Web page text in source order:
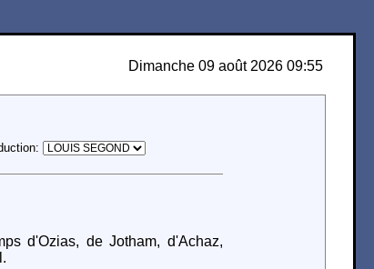
Dimanche 09 août 2026 09:55
d'Ozias, de Jotham, d'Achaz,